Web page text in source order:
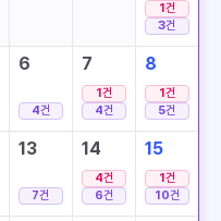
1건
3건
6
4건
7
1건
4건
8
1건
5건
13
7건
14
4건
6건
15
1건
10건